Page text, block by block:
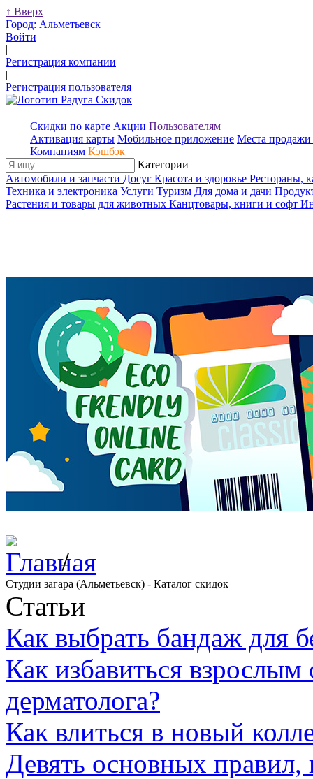
↑ Вверх
Город: Альметьевск
Войти
|
Регистрация компании
|
Регистрация пользователя
Скидки по карте Акции Пользователям
Активация карты Мобильное приложение Места продажи
Компаниям Кэшбэк
Категории
Автомобили и запчасти Досуг Красота и здоровье Рестораны,
Техника и электроника Услуги Туризм Для дома и дачи
Растения и товары для животных Канцтовары, книги и софт
/
Студии загара (Альметьевск) - Каталог скидок
Статьи
Как выбрать бандаж для
Как избавиться
дерматолога?
Как влиться в новый
Девять основных